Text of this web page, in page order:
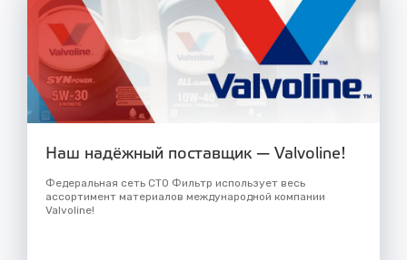
Наш надёжный поставщик — Valvoline!
Федеральная сеть СТО Фильтр использует весь
ассортимент материалов международной компании
Valvoline!